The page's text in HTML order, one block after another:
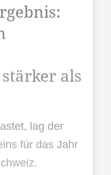
als
lag der
für das Jahr